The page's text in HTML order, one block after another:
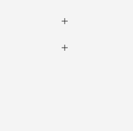
(3)
(2)